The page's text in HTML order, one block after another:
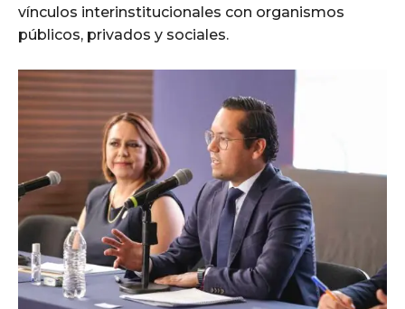
vínculos interinstitucionales con organismos
públicos, privados y sociales.